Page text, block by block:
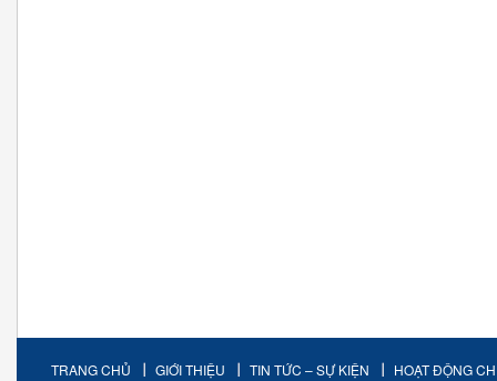
TRANG CHỦ GIỚI THIỆU TIN TỨC – SỰ KIỆN HOẠT ĐỘNG